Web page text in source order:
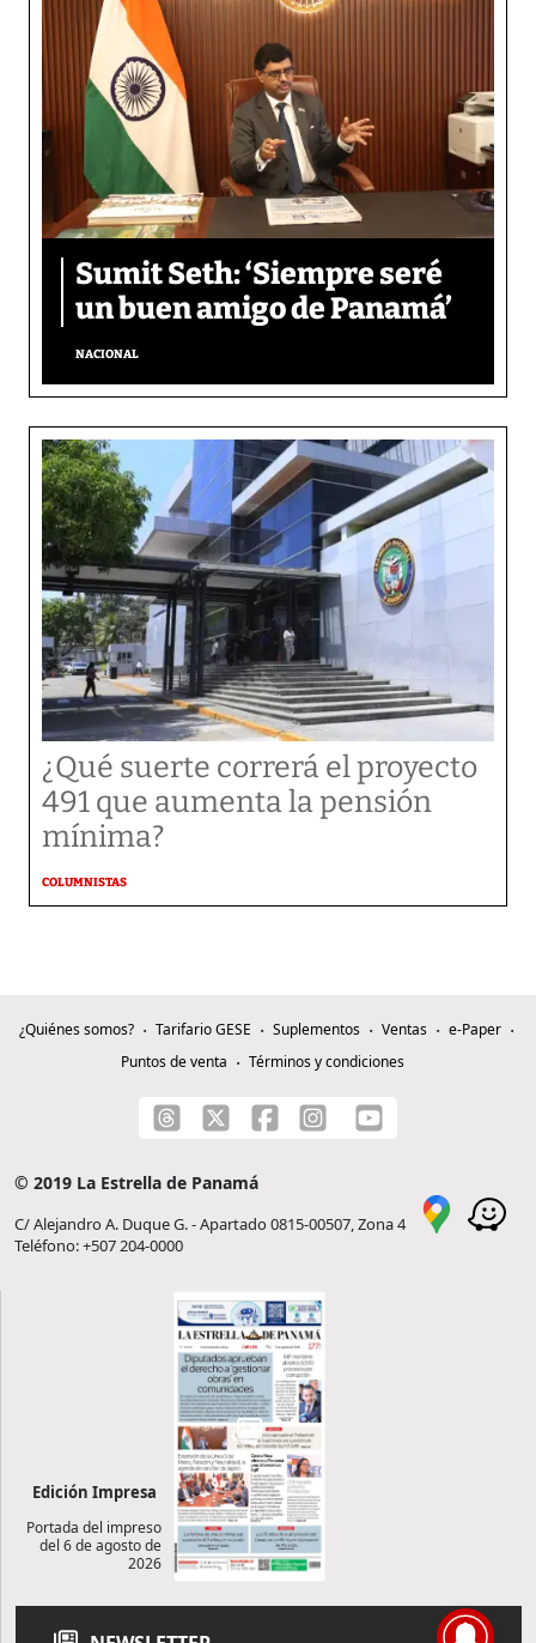
Sumit Seth: ‘Siempre seré
un buen amigo de Panamá’
NACIONAL
¿Qué suerte correrá el proyecto
491 que aumenta la pensión
mínima?
COLUMNISTAS
¿Quiénes somos? Tarifario GESE Suplementos Ventas
e-Paper
Puntos de venta
Términos y condiciones
© 2019 La Estrella de Panamá
C/ Alejandro A. Duque G. - Apartado 0815-00507, Zona 4
Teléfono: +507 204-0000
Edición Impresa
Portada del impreso
del 6 de agosto de
2026